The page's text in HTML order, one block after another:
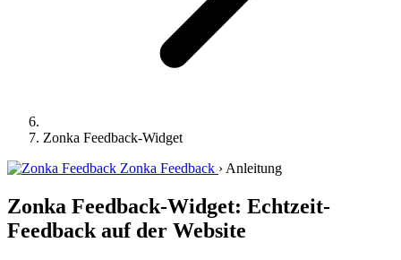
Zonka Feedback-Widget
Zonka Feedback ›Anleitung
Zonka Feedback-Widget: Echtzeit-
Feedback auf der Website